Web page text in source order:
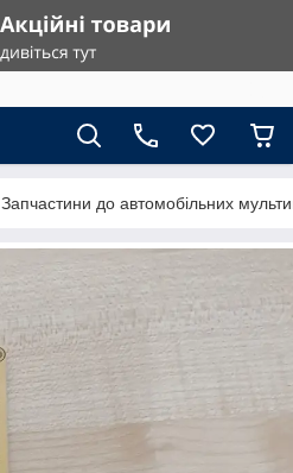
Запчастини до автомобільних